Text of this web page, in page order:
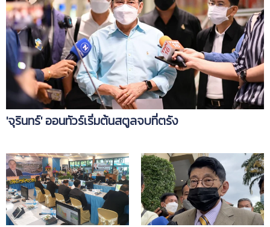
'จุรินทร์' ออนทัวร์เริ่มต้นสตูลจบที่ตรัง